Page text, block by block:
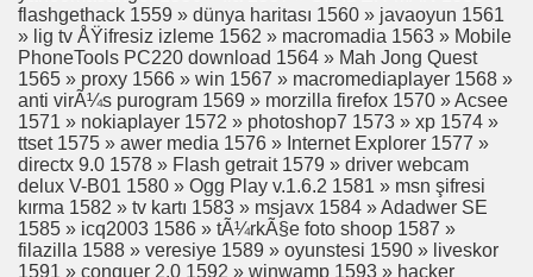
flashgethack 1559 » dünya haritası 1560 » javaoyun 1561
» lig tv ÅŸifresiz izleme 1562 » macromadia 1563 » Mobile
PhoneTools PC220 download 1564 » Mah Jong Quest
1565 » proxy 1566 » win 1567 » macromediaplayer 1568 »
anti virÃ¼s purogram 1569 » morzilla firefox 1570 » Acsee
1571 » nokiaplayer 1572 » photoshop7 1573 » xp 1574 »
ttset 1575 » awer media 1576 » Internet Explorer 1577 »
directx 9.0 1578 » Flash getrait 1579 » driver webcam
delux V-B01 1580 » Ogg Play v.1.6.2 1581 » msn şifresi
kırma 1582 » tv kartı 1583 » msjavx 1584 » Adadwer SE
1585 » icq2003 1586 » tÃ¼rkÃ§e foto shoop 1587 »
filazilla 1588 » veresiye 1589 » oyunstesi 1590 » liveskor
1591 » conguer 2.0 1592 » winwamp 1593 » hacker
OYUNU